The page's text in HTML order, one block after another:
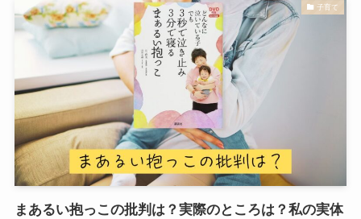
子育て
まあるい抱っこの批判は？実際のところは？私の実体